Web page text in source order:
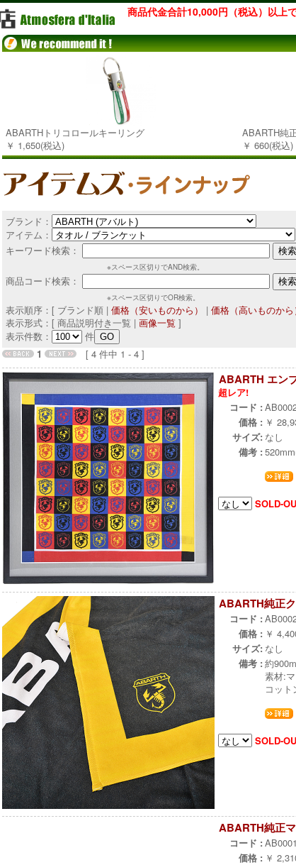
商品代金合計10,000円（税込）以上
ABARTHトリコロールキーリング
￥ 1,650(税込)
ABARTH純
￥ 660(税込)
ブランド：
アイテム：
キーワード検索：
※スペース区切りでAND検索。
商品コード検索：
※スペース区切りでOR検索。
表示順序：[ ブランド順 | 価格（安いものから） | 価格（高いものから
表示形式：[ 商品説明付き一覧 | 画像一覧 ]
表示件数：
件
1
[ 4 件中 1 - 4 ]
ABARTH エン
超レア!
コード :
価格 : ￥
サイズ: なし
備考 :
SOLD-
ABARTH純正
コード :
価格 : ￥
サイズ: なし
備考 : 約
素材:
コット
SOLD-
ABARTH純正
コード :
価格 : ￥